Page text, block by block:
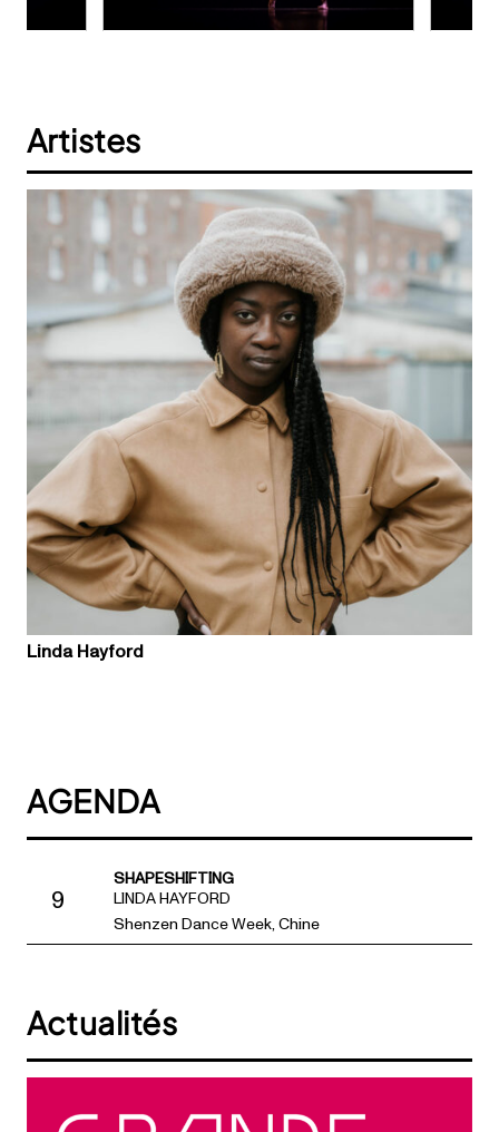
Artistes
Linda Hayford
AGENDA
9
SHAPESHIFTING
LINDA HAYFORD
Shenzen Dance Week, Chine
Actualités